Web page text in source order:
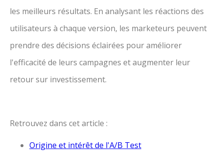
les meilleurs résultats. En analysant les réactions des
utilisateurs à chaque version, les marketeurs peuvent
prendre des décisions éclairées pour améliorer
l'efficacité de leurs campagnes et augmenter leur
retour sur investissement.
Retrouvez dans cet article :
Origine et intérêt de l'A/B Test